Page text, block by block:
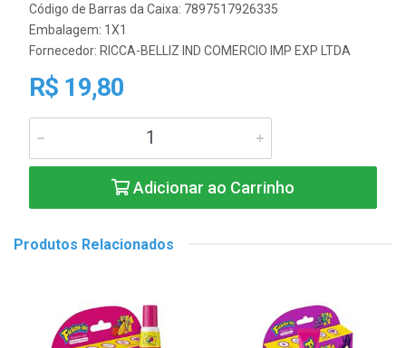
Código de Barras da Caixa: 7897517926335
Embalagem: 1X1
Fornecedor: RICCA-BELLIZ IND COMERCIO IMP EXP LTDA
R$ 19,80
Adicionar ao Carrinho
Produtos Relacionados